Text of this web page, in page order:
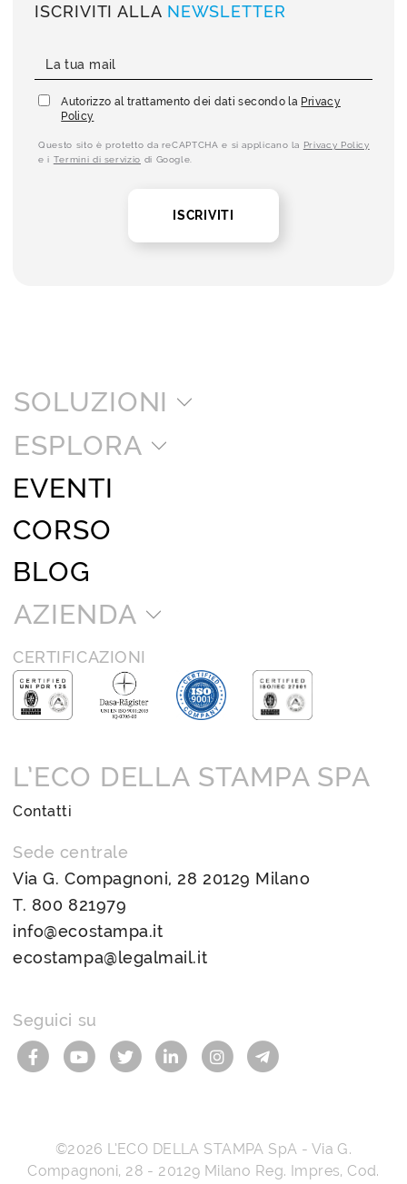
ISCRIVITI ALLA NEWSLETTER
Autorizzo al trattamento dei dati secondo la Privacy
Policy
Questo sito è protetto da reCAPTCHA e si applicano la Privacy Policy
e i Termini di servizio di Google.
ISCRIVITI
SOLUZIONI
ESPLORA
EVENTI
CORSO
BLOG
AZIENDA
CERTIFICAZIONI
L’ECO DELLA STAMPA SPA
Contatti
Sede centrale
Via G. Compagnoni, 28 20129 Milano
T. 800 821979
info@ecostampa.it
ecostampa@legalmail.it
Seguici su
©2026 L’ECO DELLA STAMPA SpA - Via G.
Compagnoni, 28 - 20129 Milano Reg. Impres, Cod.